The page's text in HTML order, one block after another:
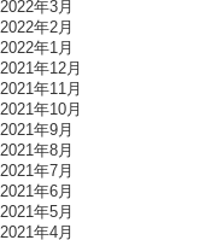
2022年3月
2022年2月
2022年1月
2021年12月
2021年11月
2021年10月
2021年9月
2021年8月
2021年7月
2021年6月
2021年5月
2021年4月